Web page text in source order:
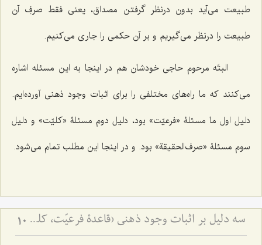
طبیعت می‌آید بدون درنظر گرفتن مصداق، یعنی فقط صرفِ آن
طبیعت را درنظر می‌گیریم و بر آن حکمی را جاری می‌کنیم.
البتّه مرحوم حاجی خودشان هم در اینجا به این مسئله اشاره
می‌کنند که ما راه‌های مختلفی را برای اثبات وجود ذهنی آورده‌ایم.
دلیل اول ما مسئلۀ «فرعیّت» بود، دلیل دوم مسئلۀ «کلیّت» و دلیل
سوم مسئلۀ «صرف‌الحقیقة» بود. و در اینجا این مطلب تمام می‌شود.
سه دلیل بر اثبات وجود ذهنی (قاعدۀ فرعیّت، کلیّت و صرف‌الحقیقة) - ردّ نظریّۀ اضافۀ متکلّمین با توسّل به ادلّۀ سه‌گانه 10